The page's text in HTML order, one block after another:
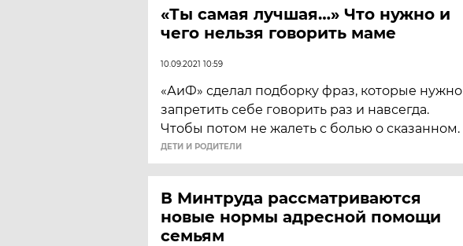
«Ты самая лучшая…» Что нужно и
чего нельзя говорить маме
10.09.2021 10:59
«АиФ» сделал подборку фраз, которые нужно
запретить себе говорить раз и навсегда.
Чтобы потом не жалеть с болью о сказанном.
ДЕТИ И РОДИТЕЛИ
В Минтруда рассматриваются
новые нормы адресной помощи
семьям